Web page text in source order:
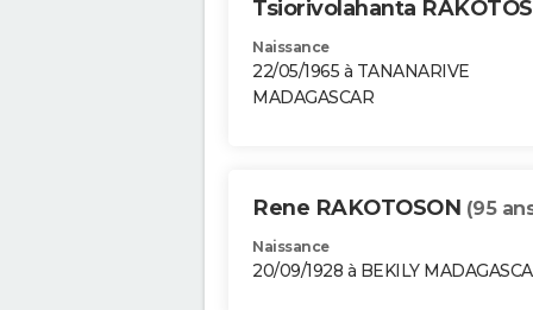
Tsiorivolahanta
Naissance
22/05/1965 à TANANARIVE
MADAGASCAR
Rene RAKOTOSON (95
Naissance
20/09/1928 à BEKILY